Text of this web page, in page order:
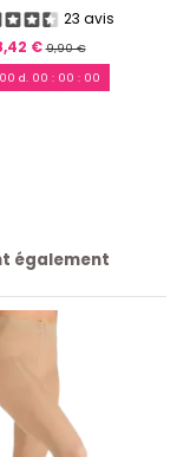
23 avis
€9,90 €
00 d. 00 : 00 : 00
également